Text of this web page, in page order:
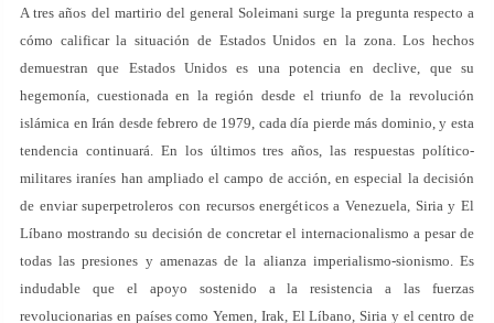
A tres años del martirio del general Soleimani surge la pregunta respecto a
cómo calificar la situación de Estados Unidos en la zona. Los hechos
demuestran que Estados Unidos es una potencia en declive, que su
hegemonía, cuestionada en la región desde el triunfo de la revolución
islámica en Irán desde febrero de 1979, cada día pierde más dominio, y esta
tendencia continuará. En los últimos tres años, las respuestas político-
militares iraníes han ampliado el campo de acción, en especial la decisión
de enviar superpetroleros con recursos energéticos a Venezuela, Siria y El
Líbano mostrando su decisión de concretar el internacionalismo a pesar de
todas las presiones y amenazas de la alianza imperialismo-sionismo. Es
indudable que el apoyo sostenido a la resistencia a las fuerzas
revolucionarias en países como Yemen, Irak, El Líbano, Siria y el centro de